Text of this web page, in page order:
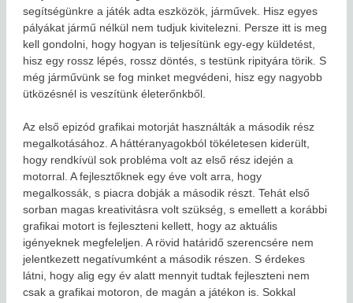
segítségünkre a játék adta eszközök, járművek. Hisz egyes
pályákat jármű nélkül nem tudjuk kivitelezni. Persze itt is meg
kell gondolni, hogy hogyan is teljesítünk egy-egy küldetést,
hisz egy rossz lépés, rossz döntés, s testünk ripityára törik. S
még járművünk se fog minket megvédeni, hisz egy nagyobb
ütközésnél is veszítünk életerőnkből.
Az első epizód grafikai motorját használták a második rész
megalkotásához. A háttéranyagokból tökéletesen kiderült,
hogy rendkívül sok probléma volt az első rész idején a
motorral. A fejlesztőknek egy éve volt arra, hogy
megalkossák, s piacra dobják a második részt. Tehát első
sorban magas kreativitásra volt szükség, s emellett a korábbi
grafikai motort is fejleszteni kellett, hogy az aktuális
igényeknek megfeleljen. A rövid határidő szerencsére nem
jelentkezett negatívumként a második részen. S érdekes
látni, hogy alig egy év alatt mennyit tudtak fejleszteni nem
csak a grafikai motoron, de magán a játékon is. Sokkal